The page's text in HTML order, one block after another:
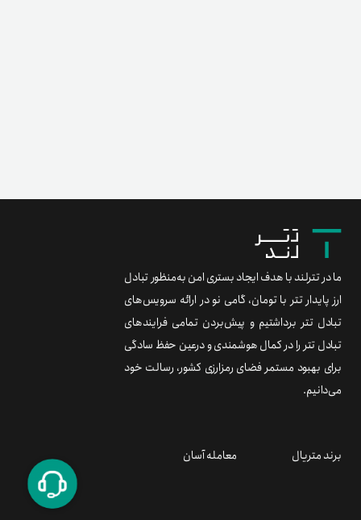
ما در تترلند با هدف ایجاد بستری امن به‌منظور تبادل
ارز پایدار تتر با تومان، گامی نو در ارائه سرویس‌های
تبادل تتر برداشتیم و پیش‌بردن تمامی فرایندهای
تبادل تتر را در کمال هوشمندی و درعین حفظ سادگی
برای بهبود مستمر فضای رمزارزی کشور، رسالت خود
می‌دانیم.
برند متریال معامله آسان